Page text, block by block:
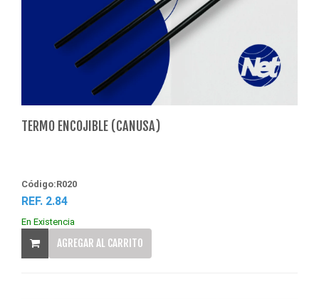
TERMO ENCOJIBLE (CANUSA)
Código:R020
REF. 2.84
En Existencia
AGREGAR AL CARRITO